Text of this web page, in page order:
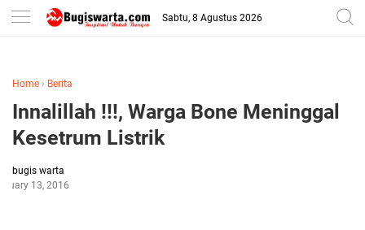
-->
Sabtu, 8 Agustus 2026
Home › Berita
Innalillah !!!, Warga Bone Meninggal
Kesetrum Listrik
bugis warta
13, 2016